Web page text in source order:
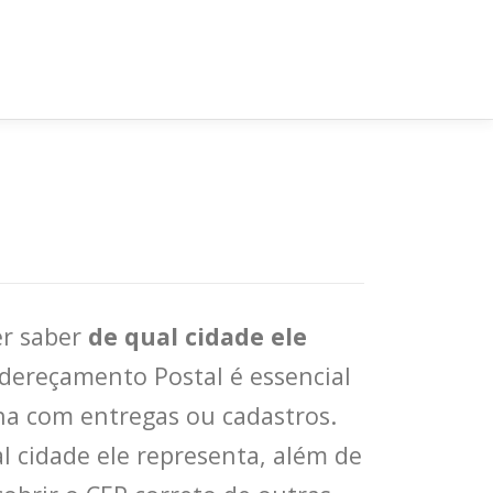
saber de qual cidade ele
Postal é essencial
com entregas ou cadastros.
cidade ele representa, além de